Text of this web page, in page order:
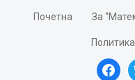
Почетна За